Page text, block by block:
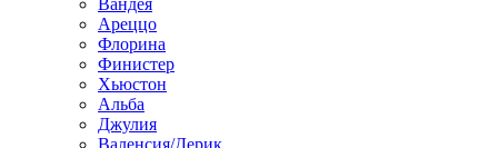
Вандея
Ареццо
Флорина
Финистер
Хьюстон
Альба
Джулия
Валенсия/Дерик